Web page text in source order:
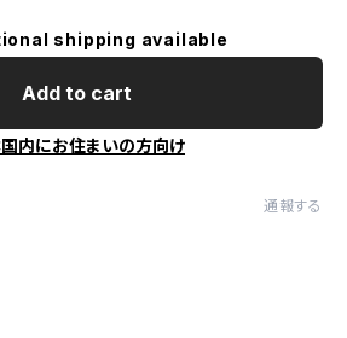
shipping available
Add to cart
内にお住まいの方向け
通報する